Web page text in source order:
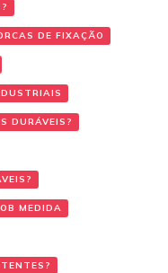
DE FIXAÇÃO
DURÁVEIS?
MEDIDA